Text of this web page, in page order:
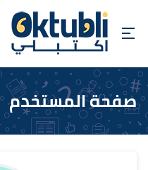
صفحة المستخدم